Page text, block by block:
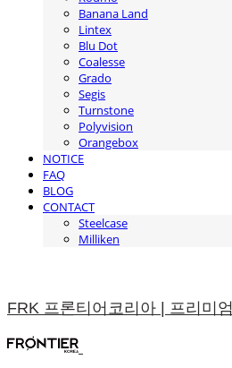
Banana Land
Lintex
Blu Dot
Coalesse
Grado
Segis
Turnstone
Polyvision
Orangebox
NOTICE
FAQ
BLOG
CONTACT
Steelcase
Milliken
FRK 프론티어코리아 | 프리미